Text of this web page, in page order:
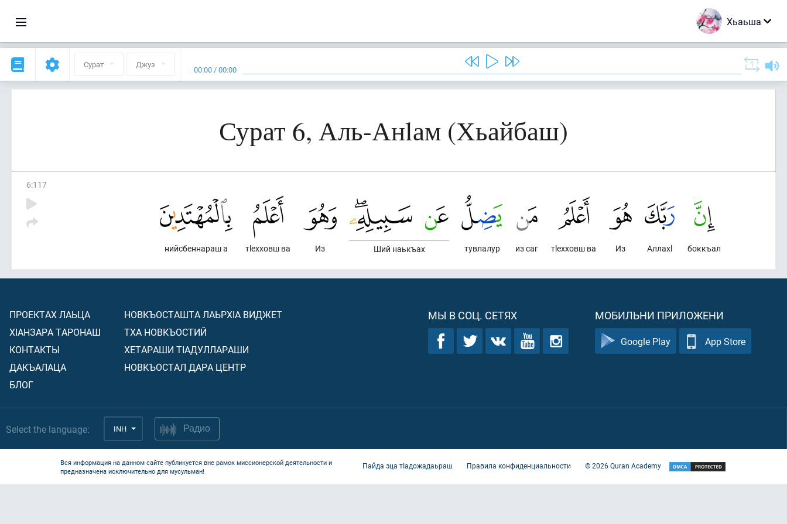
Хьаьша
Сурат Джуз 00:00 /00:00
Сурат 6, Аль-Анlам (Хьайбаш)
6:117
боккъал
Аллахl
Из
тlехховш ва
из саг
тувлалур
Ший наькъах
Из
тlехховш ва
нийсбеннараш а
ПРОЕКТАХ ЛАЬЦА
ХIАНЗАРА ТАРОНАШ
КОНТАКТЫ
ДАКЪАЛАЦА
БЛОГ
НОВКЪОСТАШТА ЛАЬРХIА ВИДЖЕТ
ТХА НОВКЪОСТИЙ
ХЕТАРАШИ ТIАДУЛЛАРАШИ
НОВКЪОСТАЛ ДАРА ЦЕНТР
МЫ В СОЦ. СЕТЯХ МОБИЛЬНИ ПРИЛОЖЕНИ
Google Play App Store
Select the language: INH Радио
Вся информация на данном сайте публикуется вне рамок миссионерской деятельности и
предназначена исключительно для мусульман!
Пайда эца тIадожадаьраш Правила конфиденциальности ©2026Quran Academy